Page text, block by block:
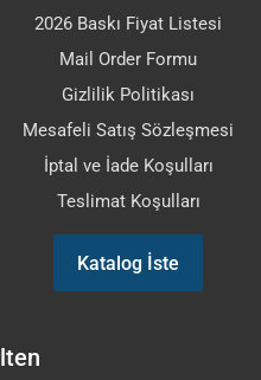
2026 Baskı Fiyat Listesi
Mail Order Formu
Gizlilik Politikası
Mesafeli Satış Sözleşmesi
İptal ve İade Koşulları
Teslimat Koşulları
Katalog İste